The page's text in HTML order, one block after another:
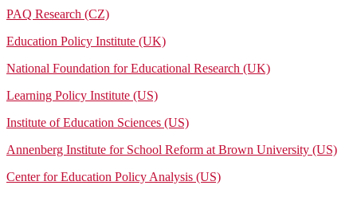
PAQ Research (CZ)
Education Policy Institute (UK)
National Foundation for Educational Research (UK)
Learning Policy Institute (US)
Institute of Education Sciences (US)
Annenberg Institute for School Reform at Brown University (US)
Center for Education Policy Analysis (US)